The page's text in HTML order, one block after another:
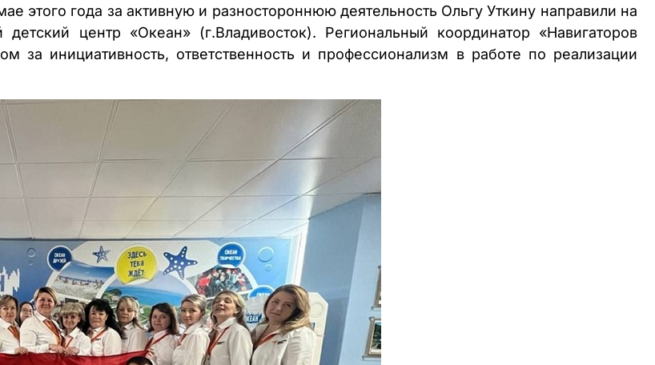
этого года за активную и разностороннюю деятельность Ольгу Уткину направили на
центр «Океан» (г.Владивосток). Региональный координатор «Навигаторов
за инициативность, ответственность и профессионализм в работе по реализации